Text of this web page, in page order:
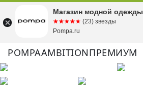
POMPAAMBITIONПРЕМИУМ
Магазин модной одежды
☆☆☆☆☆
★★★★★ (23) звезды
Pompa.ru